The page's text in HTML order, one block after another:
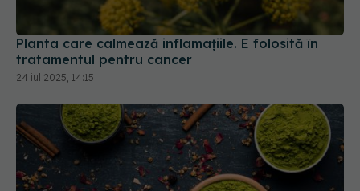
Planta care calmează inflamațiile. E folosită în
tratamentul pentru cancer
24 iul 2025, 14:15